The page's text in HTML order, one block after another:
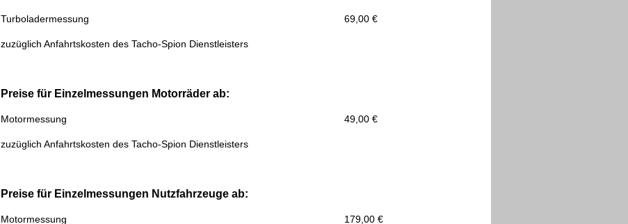
Turboladermessung 69,00 €
zuzüglich Anfahrtskosten des Tacho-Spion Dienstleisters
Preise für Einzelmessungen Motorräder ab:
Motormessung 49,00 €
zuzüglich Anfahrtskosten des Tacho-Spion Dienstleisters
Preise für Einzelmessungen Nutzfahrzeuge ab:
Motormessung 179,00 €